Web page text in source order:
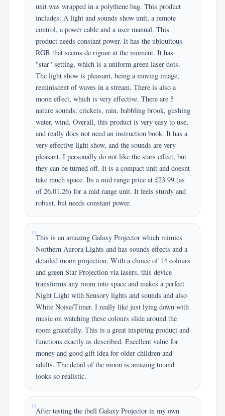
unit was wrapped in a polythene bag. This product
includes: A light and sounds show unit, a remote
control, a power cable and a user manual. This
product needs constant power. It has the ubiquitous
RGB that seems de rigour at the moment. It has
"star" setting, which is a uniform green laser dots.
The light show is pleasant, being a moving image,
reminiscent of waves in a stream. There is also a
moon effect, which is very effective. There are 5
nature sounds: crickets, rain, babbling brook, gushing
water, wind. Overall, this product is very easy to use,
and really does not need an instruction book. It has a
very effective light show, and the sounds are very
pleasant. I personally do not like the stars effect, but
they can be turned off. It is a compact unit and doesnt
take much space. Its a mid range price at £23.99 (as
of 26.01.26) for a mid range unit. It feels sturdy and
robust, but needs constant power.
This is an amazing Galaxy Projector which mimics
Northern Aurora Lights and has sounds effects and a
detailed moon projection. With a choice of 14 colours
and green Star Projection via lasers, this device
transforms any room into space and makes a perfect
Night Light with Sensory lights and sounds and also
White Noise/Timer. I really like just lying down with
music on watching these colours slide around the
room gracefully. This is a great inspiring product and
functions exactly as described. Excellent value for
money and good gift idea for older children and
adults. The detail of the moon is amazing to and
looks so realistic.
After testing the ibell Galaxy Projector in my own